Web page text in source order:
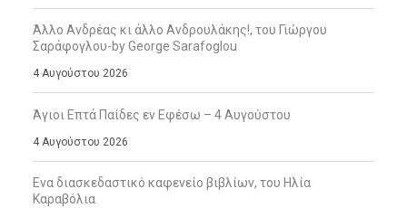
Άλλο Ανδρέας κι άλλο Ανδρουλάκης!, του Γιώργου
Σαράφογλου-by George Sarafoglou
4 Αυγούστου 2026
Άγιοι Επτά Παίδες εν Εφέσω – 4 Αυγούστου
4 Αυγούστου 2026
Ενα διασκεδαστικό καφενείο βιβλίων, του Ηλία
Καραβόλια